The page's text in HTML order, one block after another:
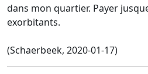
dans mon quartier. Payer
exorbitants.
(Schaerbeek, 2020-01-17)